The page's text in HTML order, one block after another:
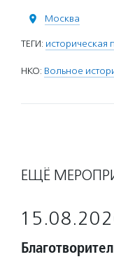
Москва
ТЕГИ: историческая
НКО: Вольное
ЕЩЁ